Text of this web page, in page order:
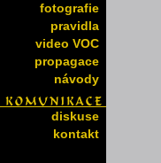
fotografie
pravidla
video VOC
propagace
návody
diskuse
kontakt